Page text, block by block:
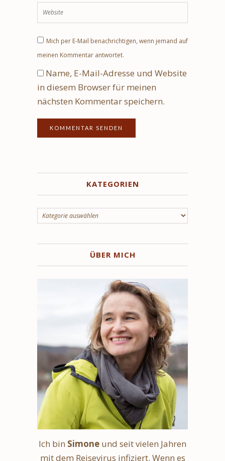
Mich per E-Mail benachrichtigen, wenn jemand auf
meinen Kommentar antwortet.
Name, E-Mail-Adresse und Website
in diesem Browser für meinen
nächsten Kommentar speichern.
KATEGORIEN
Kategorien
ÜBER MICH
Ich bin Simone und seit vielen Jahren
mit dem Reisevirus infiziert. Wenn es